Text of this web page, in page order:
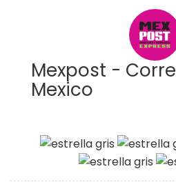
Mexpost -
Mexico